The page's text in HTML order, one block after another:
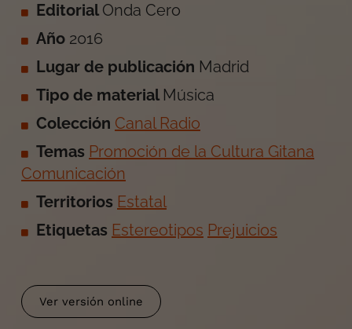
Editorial Onda Cero
Año 2016
Lugar de publicación Madrid
Tipo de material Música
Colección Canal Radio
Temas Promoción de la Cultura Gitana
Comunicación
Territorios Estatal
Etiquetas Estereotipos Prejuicios
Ver versión online